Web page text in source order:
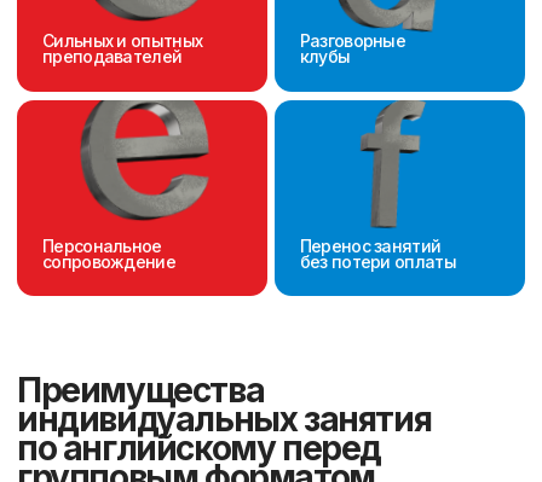
5. Гибкость в расписании
• В индивидуальном формате можно
заморозить или перенести занятия без
финансовых потерь, в группе пропущенные
уроки всё равно оплачиваются.
6. Мгновенный старт
• Индивидуальные занятия можно начать
сразу, в группе нужно ждать формирования
состава от 2 до 5 недель.
тем дешевле каждый урок
Индивидуальные